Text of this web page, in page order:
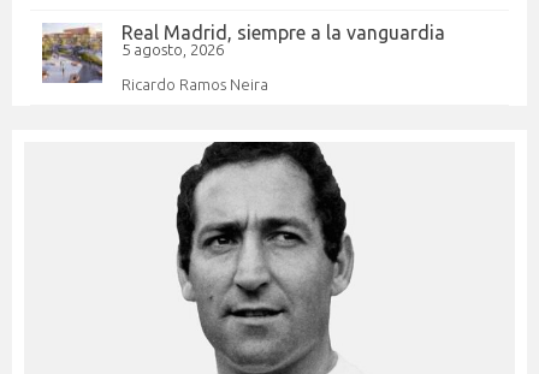
Real Madrid, siempre a la vanguardia
5 agosto, 2026
Ricardo Ramos Neira